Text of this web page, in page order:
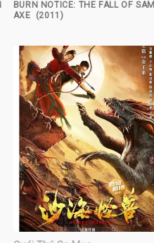
BURN NOTICE: THE FALL OF SAM
AXE (2011)